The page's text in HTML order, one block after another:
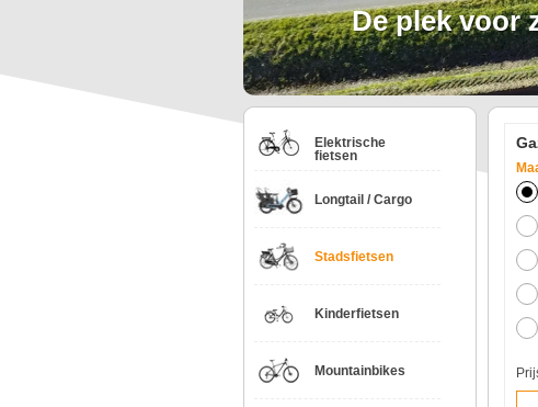
De plek voor
Elektrische
fietsen
Longtail / Cargo
Stadsfietsen
Kinderfietsen
Mountainbikes